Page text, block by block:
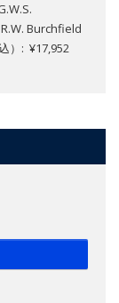
Burchfield
）: ¥17,952